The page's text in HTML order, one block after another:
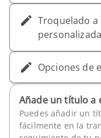
Troquelado a
personalizada
Opciones de
Añade un título a
Puedes añadir un
fácilmente en la